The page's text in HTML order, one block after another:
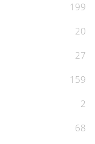
199
20
27
159
2
68